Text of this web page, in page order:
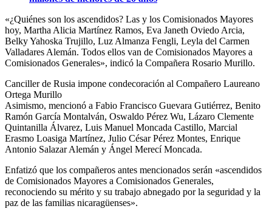
«¿Quiénes son los ascendidos? Las y los Comisionados Mayores
hoy, Martha Alicia Martínez Ramos, Eva Janeth Oviedo Arcia,
Belky Yahoska Trujillo, Luz Almanza Fengli, Leyla del Carmen
Valladares Alemán. Todos ellos van de Comisionados Mayores a
Comisionados Generales», indicó la Compañera Rosario Murillo.
Canciller de Rusia impone condecoración al Compañero Laureano
Ortega Murillo
Asimismo, mencionó a Fabio Francisco Guevara Gutiérrez, Benito
Ramón García Montalván, Oswaldo Pérez Wu, Lázaro Clemente
Quintanilla Álvarez, Luis Manuel Moncada Castillo, Marcial
Erasmo Loasiga Martínez, Julio César Pérez Montes, Enrique
Antonio Salazar Alemán y Ángel Merecí Moncada.
Enfatizó que los compañeros antes mencionados serán «ascendidos
de Comisionados Mayores a Comisionados Generales,
reconociendo su mérito y su trabajo abnegado por la seguridad y la
paz de las familias nicaragüenses».